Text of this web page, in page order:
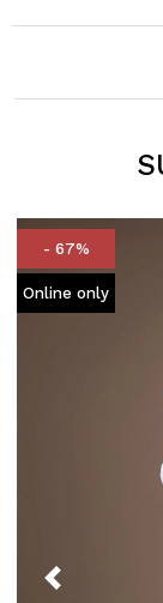
- 67%
Online only